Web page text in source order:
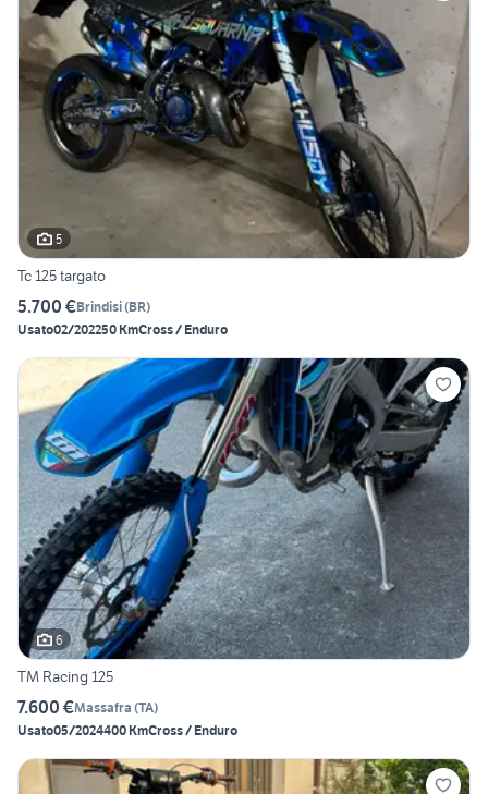
5
Tc 125 targato
5.700 €Brindisi(BR)
Usato02/202250 KmCross / Enduro
6
TM Racing 125
7.600 €Massafra (TA)
Usato05/2024400 KmCross / Enduro